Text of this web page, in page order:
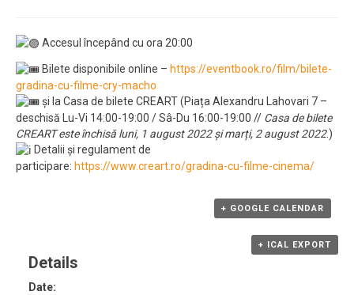
Accesul începând cu ora 20:00
Bilete disponibile online – https://eventbook.ro/film/bilete-
gradina-cu-filme-cry-macho
și la Casa de bilete CREART (Piața Alexandru Lahovari 7 –
deschisă Lu-Vi 14:00-19:00 / Sâ-Du 16:00-19:00 // Casa de bilete
CREART este închisă luni, 1 august 2022 și marți, 2 august 2022.)
Detalii și regulament de
participare: https://www.creart.ro/gradina-cu-filme-cinema/
+ GOOGLE CALENDAR
+ ICAL EXPORT
Details
Date: